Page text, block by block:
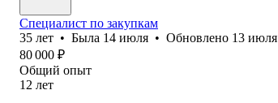
Специалист по закупкам
35 лет • Была 14 июля • Обновлено 13 июля
80 000 ₽
Общий опыт
12 лет